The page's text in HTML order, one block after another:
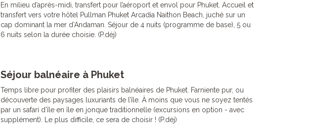
En milieu d’après-midi, transfert pour l’aéroport et envol pour Phuket. Accueil et
transfert vers votre hôtel Pullman Phuket Arcadia Naithon Beach, juché sur un
cap dominant la mer d’Andaman. Séjour de 4 nuits (programme de base), 5 ou
6 nuits selon la durée choisie. (P.déj)
Séjour balnéaire à Phuket
Temps libre pour profiter des plaisirs balnéaires de Phuket. Farniente pur, ou
découverte des paysages luxuriants de l’île. À moins que vous ne soyez tentés
par un safari d’île en île en jonque traditionnelle (excursions en option - avec
supplément). Le plus difficile, ce sera de choisir ! (P.déj)